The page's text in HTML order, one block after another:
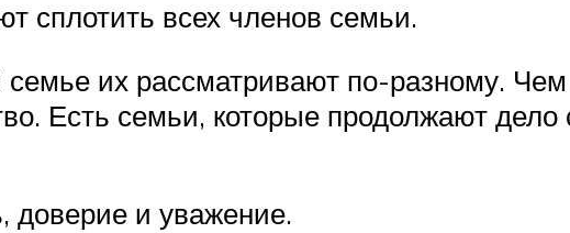
сплотить всех членов семьи.
семье их рассматривают по-разному.
Есть семьи, которые продолжают дело
доверие и уважение.